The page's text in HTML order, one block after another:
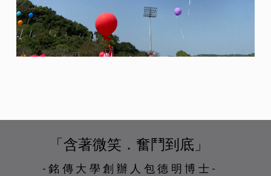
「含著微笑．奮鬥到底」
-銘傳大學創辦人包德明博士-